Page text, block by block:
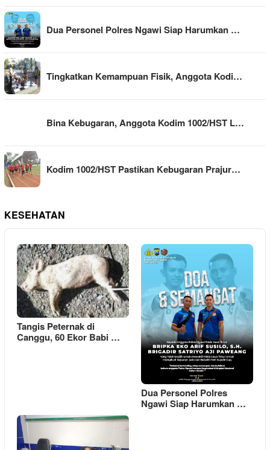
Dua Personel Polres Ngawi Siap Harumkan …
Tingkatkan Kemampuan Fisik, Anggota Kodi…
Bina Kebugaran, Anggota Kodim 1002/HST L…
Kodim 1002/HST Pastikan Kebugaran Prajur…
KESEHATAN
Tangis Peternak di
Canggu, 60 Ekor Babi …
Dua Personel Polres
Ngawi Siap Harumkan …